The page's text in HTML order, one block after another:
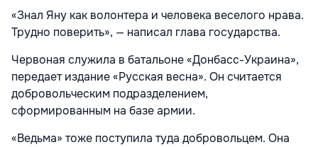
«Знал Яну как волонтера и человека веселого нрава.
Трудно поверить», — написал глава государства.
Червоная служила в батальоне «Донбасс-Украина»,
передает издание «Русская весна». Он считается
добровольческим подразделением,
сформированным на базе армии.
«Ведьма» тоже поступила туда добровольцем. Она